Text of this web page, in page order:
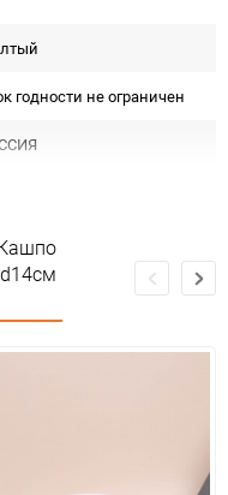
годности не ограничен
сертификации
условий не требует